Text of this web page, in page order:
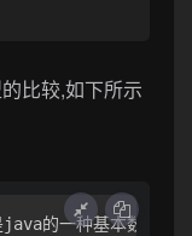
比较,如下所示
java的一种基本数据类